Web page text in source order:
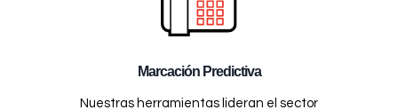
Marcación Predictiva
Nuestras herramientas lideran el sector